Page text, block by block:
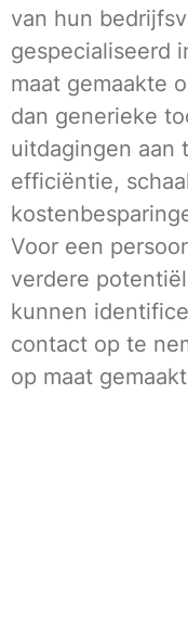
van hun
gespecialiseerd
maat gemaakte
dan generieke
uitdagingen aan
efficiëntie,
Voor een
verdere
kunnen
contact op te
op maat